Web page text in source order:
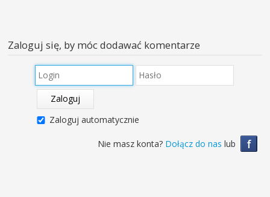
Zaloguj się, by móc dodawać komentarze
Zaloguj
Zaloguj automatycznie
f
Nie masz konta? Dołącz do nas lub